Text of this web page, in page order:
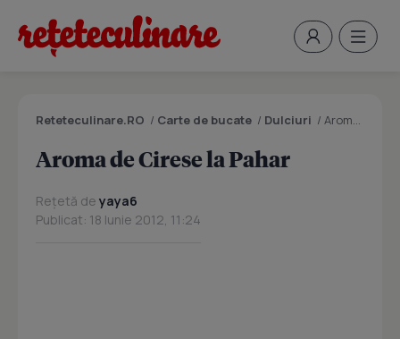
Reteteculinare.RO / Carte de bucate / Dulciuri / Aroma de Cirese la Pahar
Aroma de Cirese la Pahar
Rețetă de yaya6
Publicat: 18 Iunie 2012, 11:24